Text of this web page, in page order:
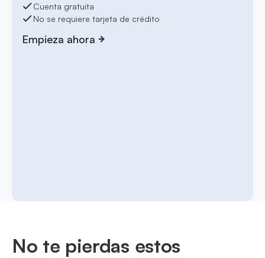
Cuenta gratuita
No se requiere tarjeta de crédito
Empieza ahora
No te pierdas estos